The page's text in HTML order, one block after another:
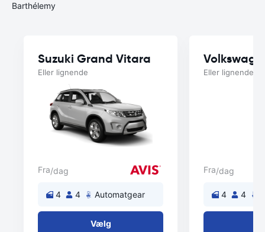
Barthélemy
Suzuki Grand Vitara
Eller lignende
Fra/dag
4 4 Automatgear
Vælg
Eller lignende
Fra/dag
4 4